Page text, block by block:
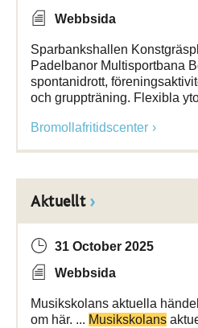
Webbsida
Sparbankshallen
Padelbanor Multisportbana
spontanidrott,
och gruppträning. Flexibla
Bromollafritidscenter
Aktuellt
31 October 2025
Webbsida
Musikskolans aktuella
om här. ... Musikskolans